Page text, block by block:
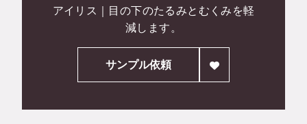
アイリス｜目の下のたるみとむくみを軽
減します。
サンプル依頼